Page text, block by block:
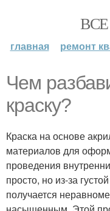
главная ремонт
Чем
краску?
Краска на основе
материалов для
проведения
просто, но из-за
получается